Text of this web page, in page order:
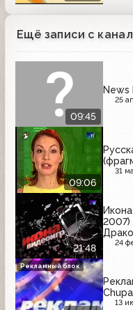
Ещё записи с
09:45
News
25
09:06
31
21:48
2007)
24
13
Рекламный блок